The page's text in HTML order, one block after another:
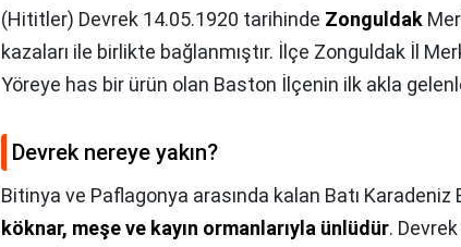
(Hititler) Devrek 14.05.1920 tarihinde Zonguldak
kazaları ile birlikte bağlanmıştır. İlçe Zonguldak İl
Yöreye has bir ürün olan Baston İlçenin ilk akla
Devrek nereye yakın?
Bitinya ve Paflagonya arasında kalan Batı
köknar, meşe ve kayın ormanlarıyla ünlüdür.